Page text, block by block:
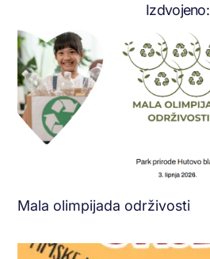
Izdvojeno:
Mala olimpijada održivosti